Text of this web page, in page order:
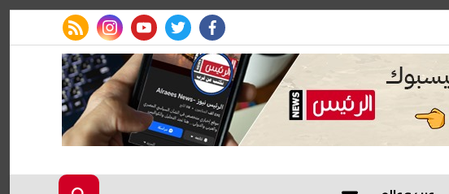
facebook
twitter
youtube
instagram
rss feed